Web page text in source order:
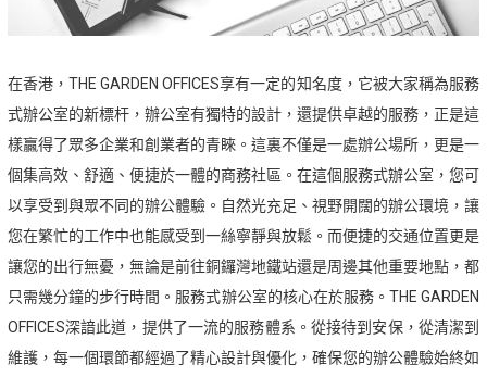
在香港，THE GARDEN OFFICES享有一定的知名度，它被大家稱為服務
式辦公室的新標杆，辦公室有獨特的設計，還提供卓越的服務，正是這
樣贏得了眾多企業和創業者的青睞。這裏不僅是一處辦公場所，更是一
個集高效、舒適、便捷於一體的商務社區。在這個服務式辦公室，您可
以享受到與眾不同的辦公體驗。自然光充足、視野開闊的辦公環境，讓
您在繁忙的工作中也能感受到一絲寧靜與放鬆。而便捷的交通位置更是
讓您的出行無憂，無論是前往銅鑼灣地鐵站還是周邊其他重要地點，都
只需幾分鐘的步行時間。服務式辦公室的核心在於服務。THE GARDEN
OFFICES深諳此道，提供了一流的服務體系。從接待到安保，從清潔到
維護，每一個環節都經過了精心設計與優化，確保您的辦公體驗始終如